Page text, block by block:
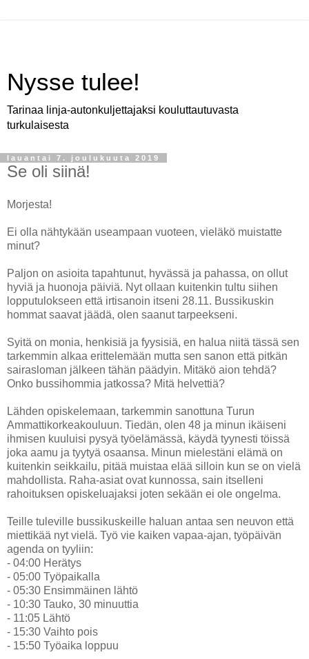
Nysse tulee!
Tarinaa linja-autonkuljettajaksi kouluttautuvasta
turkulaisesta
lauantai 7. joulukuuta 2019
Se oli siinä!
Morjesta!
Ei olla nähtykään useampaan vuoteen, vieläkö muistatte
minut?
Paljon on asioita tapahtunut, hyvässä ja pahassa, on ollut
hyviä ja huonoja päiviä. Nyt ollaan kuitenkin tultu siihen
lopputulokseen että irtisanoin itseni 28.11. Bussikuskin
hommat saavat jäädä, olen saanut tarpeekseni.
Syitä on monia, henkisiä ja fyysisiä, en halua niitä tässä sen
tarkemmin alkaa erittelemään mutta sen sanon että pitkän
sairasloman jälkeen tähän päädyin. Mitäkö aion tehdä?
Onko bussihommia jatkossa? Mitä helvettiä?
Lähden opiskelemaan, tarkemmin sanottuna Turun
Ammattikorkeakouluun. Tiedän, olen 48 ja minun ikäiseni
ihmisen kuuluisi pysyä työelämässä, käydä tyynesti töissä
joka aamu ja tyytyä osaansa. Minun mielestäni elämä on
kuitenkin seikkailu, pitää muistaa elää silloin kun se on vielä
mahdollista. Raha-asiat ovat kunnossa, sain itselleni
rahoituksen opiskeluajaksi joten sekään ei ole ongelma.
Teille tuleville bussikuskeille haluan antaa sen neuvon että
miettikää nyt vielä. Työ vie kaiken vapaa-ajan, työpäivän
agenda on tyyliin:
- 04:00 Herätys
- 05:00 Työpaikalla
- 05:30 Ensimmäinen lähtö
- 10:30 Tauko, 30 minuuttia
- 11:05 Lähtö
- 15:30 Vaihto pois
- 15:50 Työaika loppuu